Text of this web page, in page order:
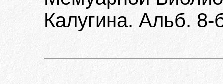
Калугина. Альб.